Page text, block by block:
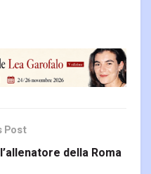
Post
della Roma